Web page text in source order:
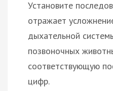
Установите
отражает
дыхательной
позвоночных
соответствующую
цифр.